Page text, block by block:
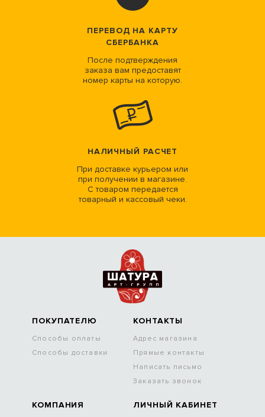
ПЕРЕВОД НА КАРТУ
СБЕРБАНКА
После подтверждения
заказа вам предоставят
номер карты на которую.
НАЛИЧНЫЙ РАСЧЕТ
При доставке курьером или
при получении в магазине.
С товаром передается
товарный и кассовый чеки.
ПОКУПАТЕЛЮ
Способы оплаты
Способы доставки
КОНТАКТЫ
Адрес магазина
Прямые контакты
Написать письмо
Заказать звонок
КОМПАНИЯ ЛИЧНЫЙ КАБИНЕТ